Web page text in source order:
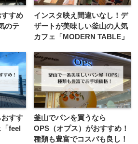
すめ
のテ
インスタ映え間違いなし！デ
ザートが美味しい釜山の人気
カフェ「MODERN TABLE」
すす
feel
釜山でパンを買うなら
OPS（オプス）がおすすめ！
種類も豊富でコスパも良し！